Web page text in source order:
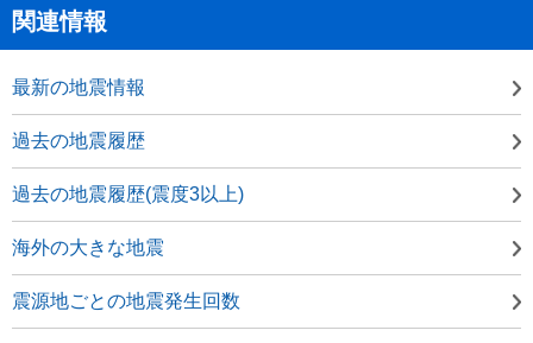
関連情報
最新の地震情報
過去の地震履歴
過去の地震履歴(震度3以上)
海外の大きな地震
震源地ごとの地震発生回数